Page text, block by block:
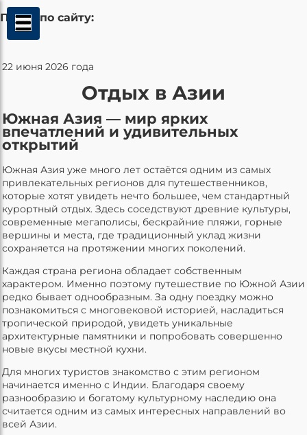
Поиск по сайту:
22 июня 2026 года
Отдых в Азии
Южная Азия — мир ярких
впечатлений и удивительных
открытий
Южная Азия уже много лет остаётся одним из самых
привлекательных регионов для путешественников,
которые хотят увидеть нечто большее, чем стандартный
курортный отдых. Здесь соседствуют древние культуры,
современные мегаполисы, бескрайние пляжи, горные
вершины и места, где традиционный уклад жизни
сохраняется на протяжении многих поколений.
Каждая страна региона обладает собственным
характером. Именно поэтому путешествие по Южной Азии
редко бывает однообразным. За одну поездку можно
познакомиться с многовековой историей, насладиться
тропической природой, увидеть уникальные
архитектурные памятники и попробовать совершенно
новые вкусы местной кухни.
Для многих туристов знакомство с этим регионом
начинается именно с Индии. Благодаря своему
разнообразию и богатому культурному наследию она
считается одним из самых интересных направлений во
всей Азии.